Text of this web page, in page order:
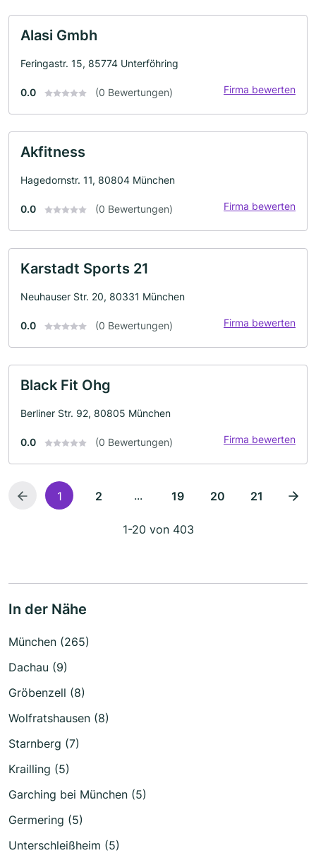
Alasi Gmbh
Feringastr. 15, 85774 Unterföhring
0.0 (0 Bewertungen) Firma bewerten
Akfitness
Hagedornstr. 11, 80804 München
0.0 (0 Bewertungen) Firma bewerten
Karstadt Sports 21
Neuhauser Str. 20, 80331 München
0.0 (0 Bewertungen) Firma bewerten
Black Fit Ohg
Berliner Str. 92, 80805 München
0.0 (0 Bewertungen) Firma bewerten
1 2 ... 19 20 21
1-20 von 403
In der Nähe
München (265)
Dachau (9)
Gröbenzell (8)
Wolfratshausen (8)
Starnberg (7)
Krailling (5)
Garching bei München (5)
Germering (5)
Unterschleißheim (5)